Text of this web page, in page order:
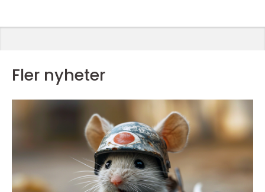
Fler nyheter